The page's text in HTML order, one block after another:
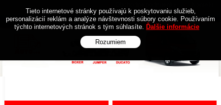
Tieto internetové stránky používajú k poskytovaniu služieb,
personalizácií reklám a analýze návštevnosti súbory cookie. Používaním
týchto internetových stránok s tým súhlasíte. Ďalšie informácie
Rozumiem